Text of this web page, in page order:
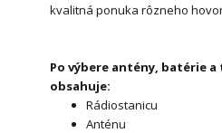
kvalitná ponuka rôzneho
Po výbere antény, batérie
obsahuje:
Rádiostanicu
Anténu